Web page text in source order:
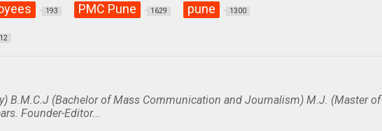
193 PMC Pune 1629 pune 1300
12
B.M.C.J (Bachelor of Mass Communication and Journalism) M.J. (Master of
Founder-Editor...